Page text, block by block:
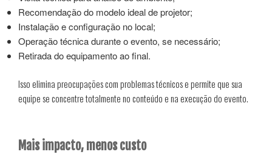
Recomendação do modelo ideal de projetor;
Instalação e configuração no local;
Operação técnica durante o evento, se necessário;
Retirada do equipamento ao final.
Isso elimina preocupações com problemas técnicos e permite que sua
equipe se concentre totalmente no conteúdo e na execução do evento.
Mais impacto, menos custo